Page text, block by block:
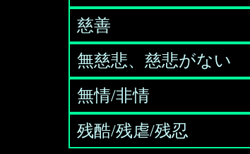
慈善
無慈悲、慈悲がない
無情/非情
残酷/残虐/残忍